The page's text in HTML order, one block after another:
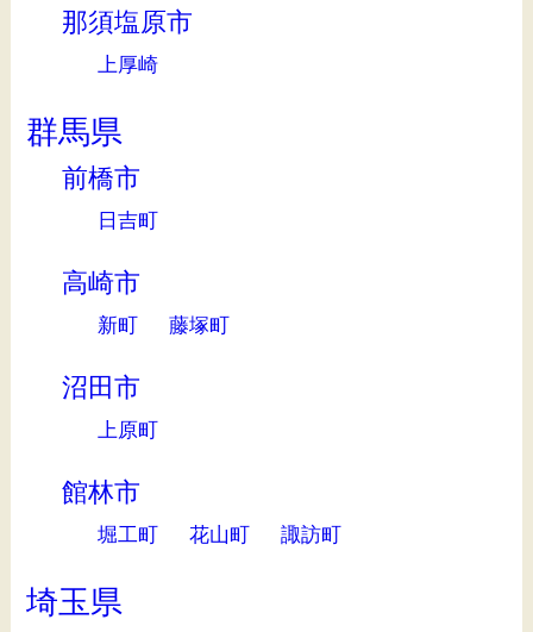
那須塩原市
上厚崎
群馬県
前橋市
日吉町
高崎市
新町 藤塚町
沼田市
上原町
館林市
堀工町 花山町 諏訪町
埼玉県